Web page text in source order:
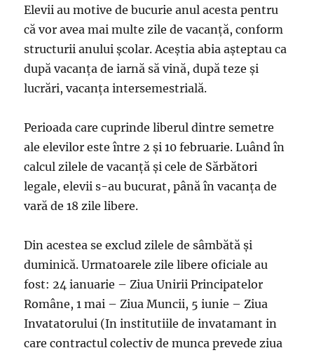
Elevii au motive de bucurie anul acesta pentru
că vor avea mai multe zile de vacanță, conform
structurii anului școlar. Aceștia abia așteptau ca
după vacanța de iarnă să vină, după teze și
lucrări, vacanța intersemestrială.
Perioada care cuprinde liberul dintre semetre
ale elevilor este între 2 și 10 februarie. Luând în
calcul zilele de vacanță și cele de Sărbători
legale, elevii s-au bucurat, până în vacanța de
vară de 18 zile libere.
Din acestea se exclud zilele de sâmbătă și
duminică. Urmatoarele zile libere oficiale au
fost: 24 ianuarie – Ziua Unirii Principatelor
Române, 1 mai – Ziua Muncii, 5 iunie – Ziua
Invatatorului (In institutiile de invatamant in
care contractul colectiv de munca prevede ziua